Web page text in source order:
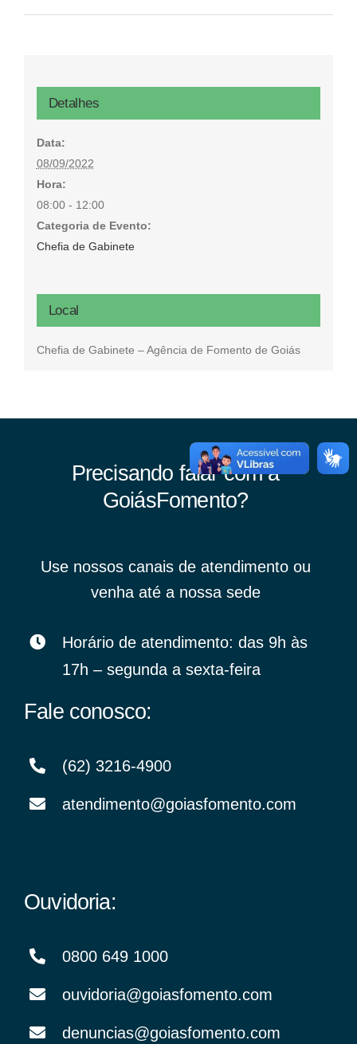
Detalhes
Data:
08/09/2022
Hora:
08:00 - 12:00
Categoria de Evento:
Chefia de Gabinete
Local
Chefia de Gabinete – Agência de Fomento de Goiás
Precisando falar com a
GoiásFomento?
Use nossos canais de atendimento ou
venha até a nossa sede
Horário de atendimento: das 9h às
17h – segunda a sexta-feira
Fale conosco:
(62) 3216-4900
atendimento@goiasfomento.com
Ouvidoria:
0800 649 1000
ouvidoria@goiasfomento.com
denuncias@goiasfomento.com